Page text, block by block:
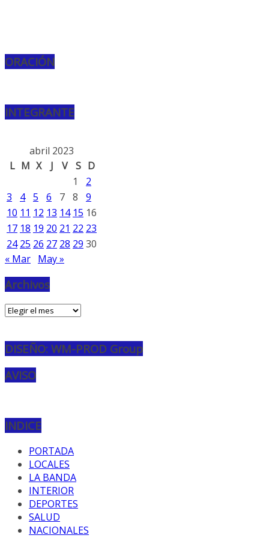
ORACIÓN
INTEGRANTE
abril 2023
L M X J V S D
1
2
3
4 5 6 7 8
9
10 11 12 13 14 15 16
17 18 19 20 21 22 23
24 25 26 27 28 29 30
« Mar May »
Archivos
Archivos
DISEÑO: WM-PROD Group
AVISO
INDICE
PORTADA
LOCALES
LA BANDA
INTERIOR
DEPORTES
SALUD
NACIONALES